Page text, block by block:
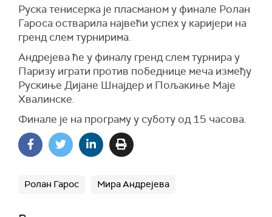
Руска тенисерка је пласманом у финале Ролан
Гароса остварила највећи успех у каријери на
гренд слем турнирима.
Андрејева ће у финалу гренд слем турнира у
Паризу играти против победнице меча између
Рускиње Дијане Шнајдер и Пољакиње Маје
Хвалинске.
Финале је на програму у суботу од 15 часова.
Ролан Гарос Мира Андрејева